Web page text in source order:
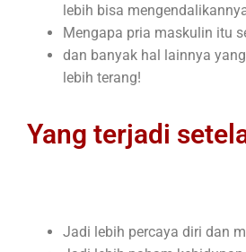
lebih bisa
Mengapa pria maskulin itu
dan banyak hal lainnya
lebih terang!
Yang terjadi
Jadi lebih percaya diri dan